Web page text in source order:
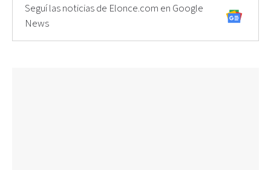
Seguí las noticias de Elonce.com en Google
News